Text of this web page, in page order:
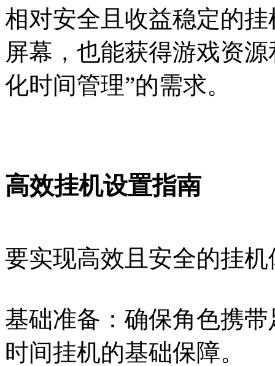
相对安全且收益稳定的
屏幕，也能获得游戏资
化时间管理”的需求。
高效挂机设置指南
要实现高效且安全的挂
基础准备：确保角色携
时间挂机的基础保障。